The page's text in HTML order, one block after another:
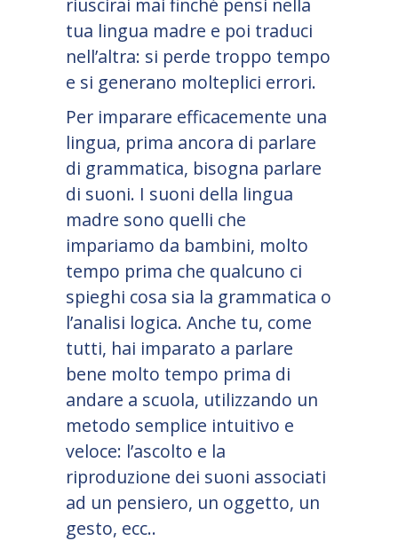
tua lingua madre e poi traduci
nell’altra: si perde troppo tempo
e si generano molteplici errori.
Per imparare efficacemente una
lingua, prima ancora di parlare
di grammatica, bisogna parlare
di suoni. I suoni della lingua
madre sono quelli che
impariamo da bambini, molto
tempo prima che qualcuno ci
spieghi cosa sia la grammatica o
l’analisi logica. Anche tu, come
tutti, hai imparato a parlare
bene molto tempo prima di
andare a scuola, utilizzando un
metodo semplice intuitivo e
veloce: l’ascolto e la
riproduzione dei suoni associati
ad un pensiero, un oggetto, un
gesto, ecc..